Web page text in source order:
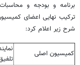
برنامه و بودجه و
شرح زیر اعلام کرد:
کمیسیون اصلی